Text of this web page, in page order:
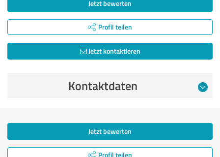
Jetzt bewerten
Profil teilen
Jetzt kontaktieren
Kontaktdaten
Jetzt bewerten
Profil teilen